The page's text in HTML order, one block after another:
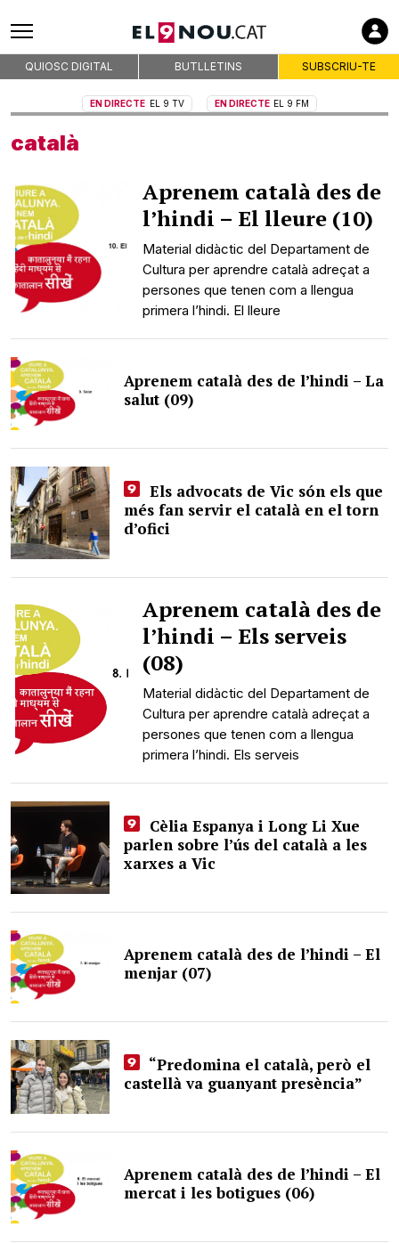
QUIOSC DIGITAL BUTLLETINS SUBSCRIU-TE
EN DIRECTE EL 9 TV EN DIRECTE EL 9 FM
català
Aprenem català des de
l’hindi – El lleure (10)
Material didàctic del Departament de
Cultura per aprendre català adreçat a
persones que tenen com a llengua
primera l’hindi. El lleure
Aprenem català des de l’hindi – La
salut (09)
Els advocats de Vic són els que
més fan servir el català en el torn
d’ofici
Aprenem català des de
l’hindi – Els serveis
(08)
Material didàctic del Departament de
Cultura per aprendre català adreçat a
persones que tenen com a llengua
primera l’hindi. Els serveis
Cèlia Espanya i Long Li Xue
parlen sobre l’ús del català a les
xarxes a Vic
Aprenem català des de l’hindi – El
menjar (07)
“Predomina el català, però el
castellà va guanyant presència”
Aprenem català des de l’hindi – El
mercat i les botigues (06)